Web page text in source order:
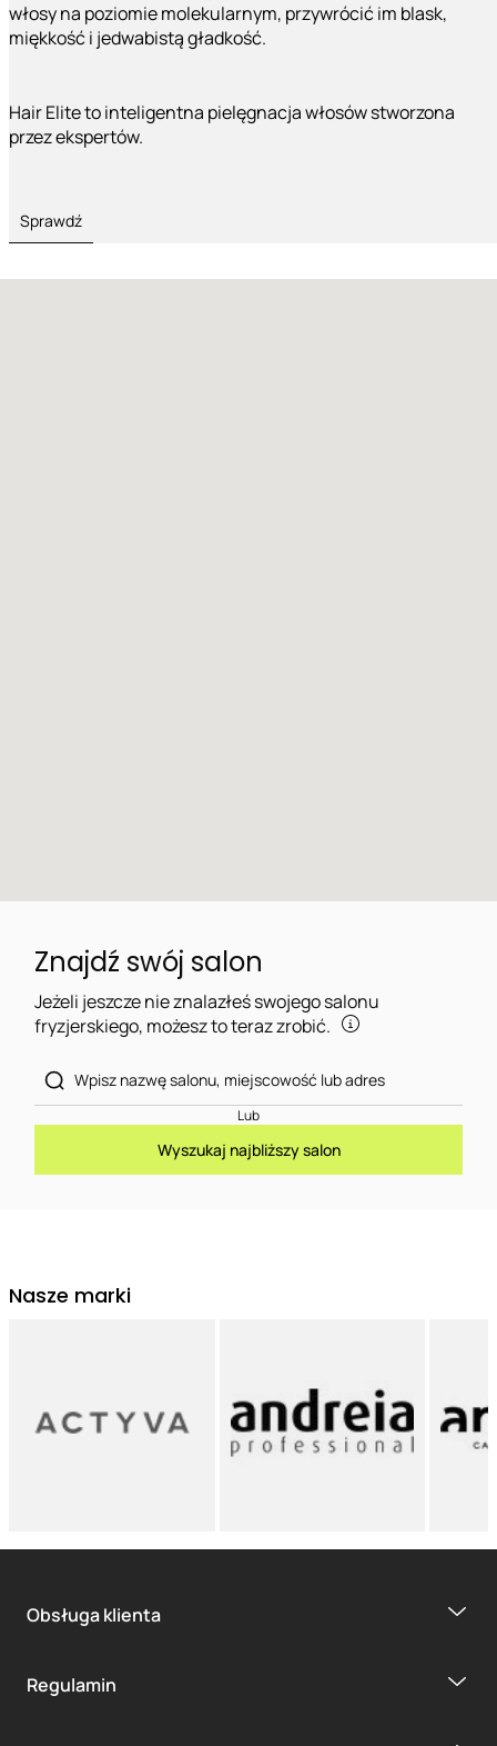
włosy na poziomie molekularnym, przywrócić im blask,
miękkość i jedwabistą gładkość.
Hair Elite to inteligentna pielęgnacja włosów stworzona
przez ekspertów.
Sprawdź
Znajdź swój salon
Jeżeli jeszcze nie znalazłeś swojego salonu
fryzjerskiego, możesz to teraz zrobić.
Lub
Wyszukaj najbliższy salon
Nasze marki
Obsługa klienta
Regulamin